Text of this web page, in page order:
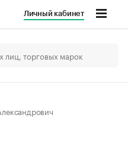
Личный кабинет